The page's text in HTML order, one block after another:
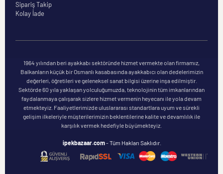
Sipariş Takip
Kolay İade
1964 yılından beri ayakkabı sektöründe hizmet vermekte olan firmamız,
Balkanların küçük bir Osmanlı kasabasında ayakkabıcı olan dedelerimizin
değerleri, öğretileri ve geleneksel sanat bilgisi üzerine inşa edilmiştir.
Sektörde 60 yıla yaklaşan yolculuğumuzda, teknolojinin tüm imkanlarından
faydalanmaya çalışarak sizlere hizmet vermenin heyecanı ile yola devam
etmekteyiz. Faaliyetlerimizde uluslararası standartlara uyum ve sürekli
gelişim ilkeleriyle müşterilerimizin beklentilerine kalite ve devamlılık ile
karşılık vermek hedefiyle büyümekteyiz.
ipekbazaar.com- Tüm Hakları Saklıdır.